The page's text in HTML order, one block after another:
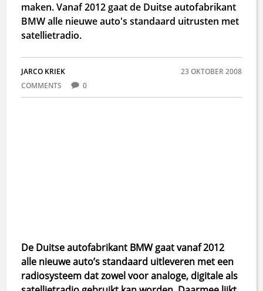
maken. Vanaf 2012 gaat de Duitse autofabrikant
BMW alle nieuwe auto's standaard uitrusten met
satellietradio.
JARCO KRIEK
23 OKTOBER 2008
COMMENTS
0
De Duitse autofabrikant BMW gaat vanaf 2012
alle nieuwe auto’s standaard uitleveren met een
radiosysteem dat zowel voor analoge, digitale als